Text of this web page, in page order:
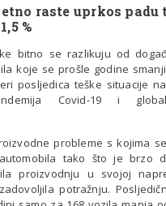
raste uprkos padu
%
bitno se razlikuju od
koje se prošle godine
posljedica teške situacije
Covid-19 i
probleme s kojima
tako što je brzo
proizvodnju u svojoj
potražnju.